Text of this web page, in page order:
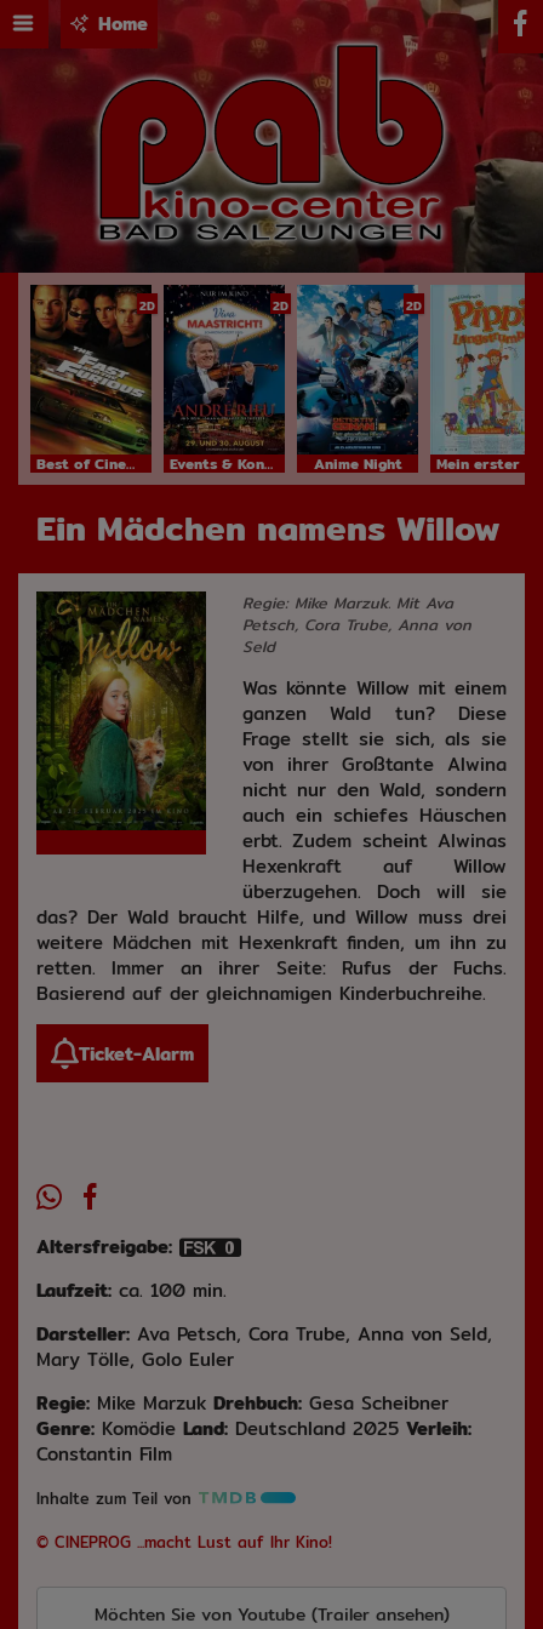
Home
2D
Best of Cinema
2D
Events & Konzerte
2D
Anime Night
Ein Mädchen namens Willow
Regie: Mike Marzuk. Mit Ava
Petsch, Cora Trube, Anna von
Seld
Was könnte Willow mit einem
ganzen Wald tun? Diese
Frage stellt sie sich, als sie
von ihrer Großtante Alwina
nicht nur den Wald, sondern
auch ein schiefes Häuschen
erbt. Zudem scheint Alwinas
Hexenkraft auf Willow
überzugehen. Doch will sie
das? Der Wald braucht Hilfe, und Willow muss drei
weitere Mädchen mit Hexenkraft finden, um ihn zu
retten. Immer an ihrer Seite: Rufus der Fuchs.
Basierend auf der gleichnamigen Kinderbuchreihe.
Ticket-Alarm
Altersfreigabe:
Laufzeit: ca. 100 min.
Darsteller: Ava Petsch, Cora Trube, Anna von Seld,
Mary Tölle, Golo Euler
Regie: Mike Marzuk Drehbuch: Gesa Scheibner
Genre: Komödie Land: Deutschland 2025 Verleih:
Constantin Film
Inhalte zum Teil von
© CINEPROG ...macht Lust auf Ihr Kino!
Möchten Sie von Youtube (Trailer ansehen)